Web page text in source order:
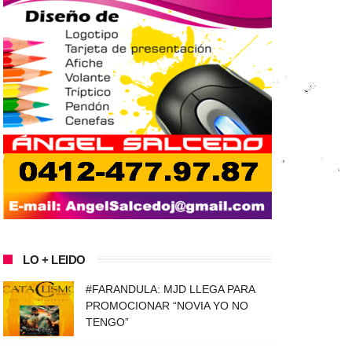
LO + LEIDO
#FARANDULA: MJD LLEGA PARA
PROMOCIONAR “NOVIA YO NO
TENGO”